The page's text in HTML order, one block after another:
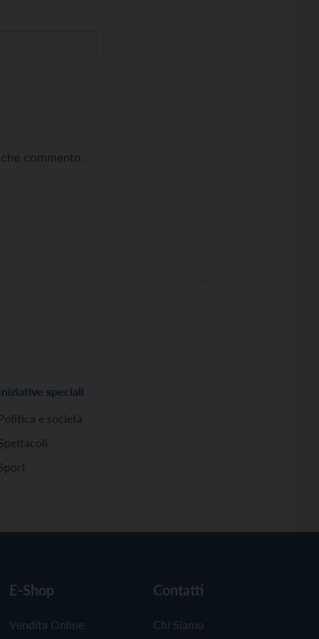
commento.
Iniziative speciali
Politica e società
E-Shop
Vendita Online
Contatti
Chi Siamo